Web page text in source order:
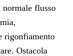
flusso
rigonfiamento
Ostacola